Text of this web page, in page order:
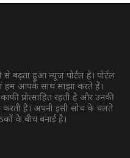
से बढ़ता हुआ न्यूज पोर्टल है। पोर्टल
हम आपके साथ साझा करते हैं।
प्रोत्साहित रहती है और उनकी
करती है। अपनी इसी सोच के चलते
के बीच बनाई है।